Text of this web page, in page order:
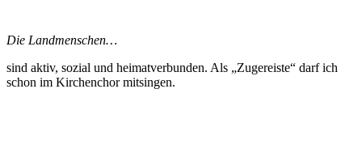
Die Landmenschen…
sind aktiv, sozial und heimatverbunden. Als „Zugereiste“ darf ich
schon im Kirchenchor mitsingen.